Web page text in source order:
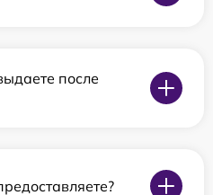
после